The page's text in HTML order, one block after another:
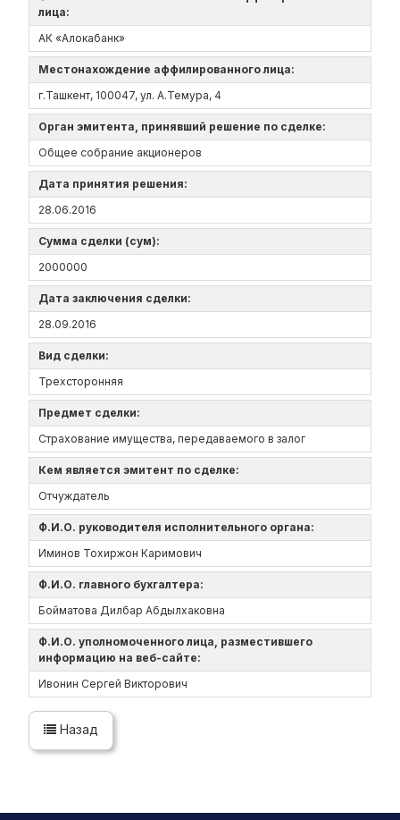
лица:
АК «Алокабанк»
Местонахождение аффилированного лица:
г.Ташкент, 100047, ул. А.Темура, 4
Орган эмитента, принявший решение по сделке:
Общее собрание акционеров
Дата принятия решения:
28.06.2016
Сумма сделки (сум):
2000000
Дата заключения сделки:
28.09.2016
Вид сделки:
Трехсторонняя
Предмет сделки:
Страхование имущества, передаваемого в залог
Кем является эмитент по сделке:
Отчуждатель
Ф.И.О. руководителя исполнительного органа:
Иминов Тохиржон Каримович
Ф.И.О. главного бухгалтера:
Бойматова Дилбар Абдылхаковна
Ф.И.О. уполномоченного лица, разместившего
информацию на веб-сайте:
Ивонин Сергей Викторович
Назад